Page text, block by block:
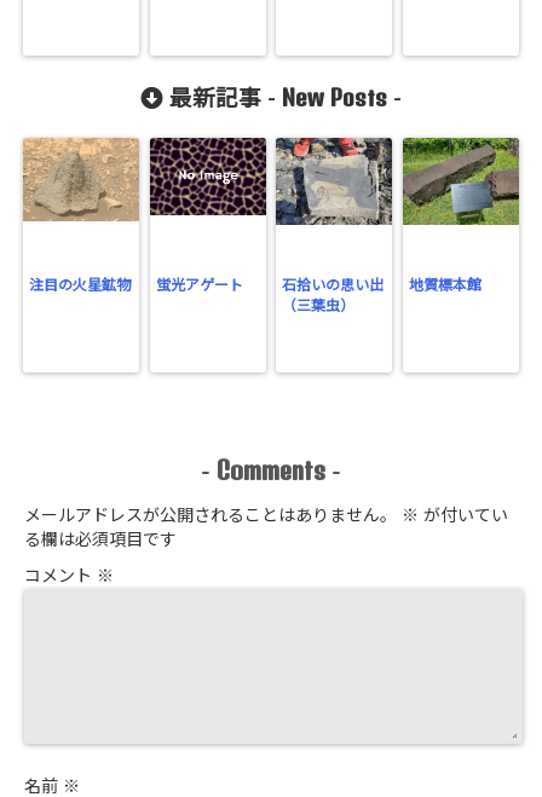
最新記事 - New Posts -
注目の火星鉱物 蛍光アゲート
石拾いの思い出
（三葉虫）
地質標本館
- Comments -
メールアドレスが公開されることはありません。 ※ が付いてい
る欄は必須項目です
コメント ※
名前 ※